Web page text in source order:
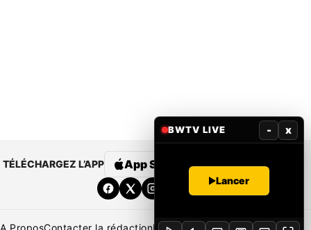
TÉLÉCHARGEZ L’APP App Store Google Play
A ProposContacter la rédactionRédaction Mentions légales
BWTV LIVE - x
Lancer